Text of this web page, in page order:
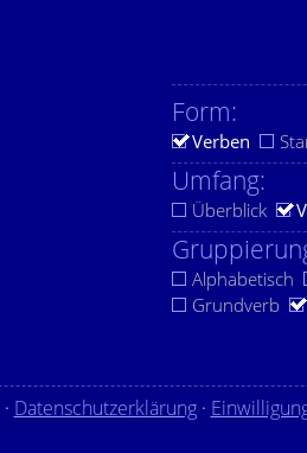
Form:
Verben
Umfang:
Überblick
Alphabetisch
Grundverb
· Datenschutzerklärung·